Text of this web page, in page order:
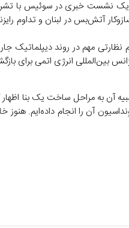
در یک نشست خبری در سوئیس با
آتش‌بس در لبنان و تداوم
مهم در روند دیپلماتیک
بین‌المللی انرژی اتمی برای
آن به مراحل ساخت یک بنا اظهار
آن را انجام داده‌ایم. هنوز